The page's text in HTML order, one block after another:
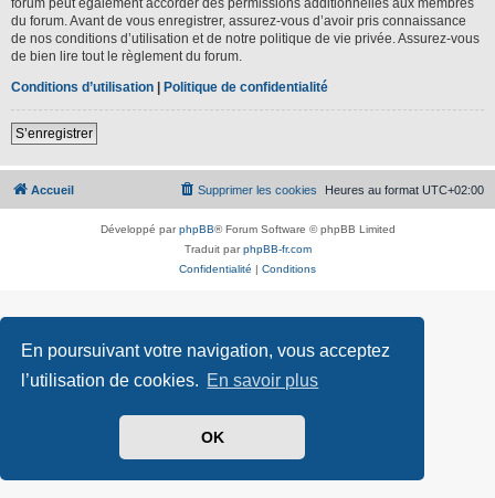
En poursuivant votre navigation, vous acceptez
l’utilisation de cookies. En savoir plus
OK
du forum. Avant de vous enregistrer, assurez-vous d’avoir pris connaissance
de nos conditions d’utilisation et de notre politique de vie privée. Assurez-vous
de bien lire tout le règlement du forum.
Conditions d’utilisation | Politique de confidentialité
S’enregistrer
Accueil Heures au format UTC+02:00
Supprimer les cookies
Développé parphpBB® Forum Software © phpBB Limited
Traduit parphpBB-fr.com
Confidentialité | Conditions